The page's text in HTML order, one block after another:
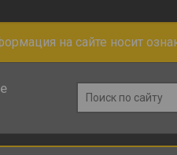
на сайте носит